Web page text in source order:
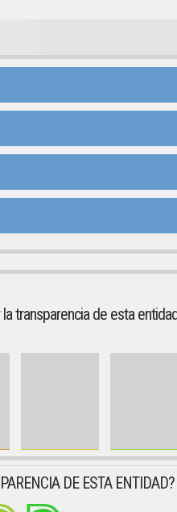
transparencia de esta
DE ESTA ENTIDAD?